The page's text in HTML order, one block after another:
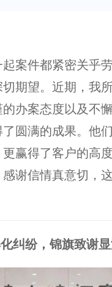
案件都紧密关乎
期望。近期，我
办案态度以及不
圆满的成果。他
赢得了客户的高
谢信情真意切，
纠纷，锦旗致谢